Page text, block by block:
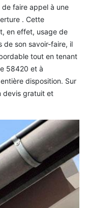
faire appel à une
. Cette
en effet, usage de
de son savoir-faire, il
tout en tenant
58420 et à
disposition. Sur
devis gratuit et